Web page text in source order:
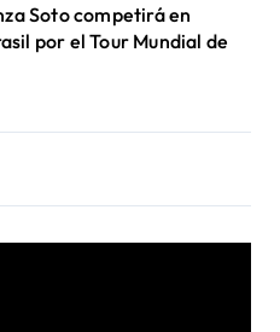
Soto competirá en
por el Tour Mundial de